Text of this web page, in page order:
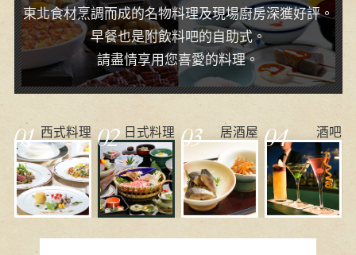
東北食材烹調而成的名物料理及現場廚房深獲好評。
早餐也是附飲料吧的自助式。
請盡情享用您喜愛的料理。
西式料理 日式料理 居酒屋 酒吧